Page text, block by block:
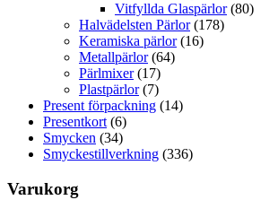
Vitfyllda Glaspärlor (80)
Halvädelsten Pärlor (178)
Keramiska pärlor (16)
Metallpärlor (64)
Pärlmixer (17)
Plastpärlor (7)
Present förpackning (14)
Presentkort (6)
Smycken (34)
Smyckestillverkning (336)
Varukorg